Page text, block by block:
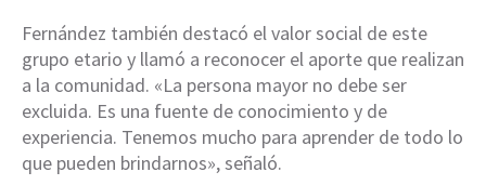
Fernández también destacó el valor social de este
grupo etario y llamó a reconocer el aporte que realizan
a la comunidad. «La persona mayor no debe ser
excluida. Es una fuente de conocimiento y de
experiencia. Tenemos mucho para aprender de todo lo
que pueden brindarnos», señaló.